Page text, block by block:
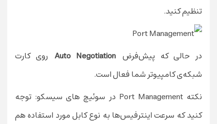
تنظیم کنید.
در حالی که پیش‌فرضAuto Negotiationروی کارت
شبکه‌ی کامپیوتر شما فعال است.
نکته‌ Port Management در سوئیچ های سیسکو: توجه
کنید که سرعت اینترفیس‌ها به نوع کابل مورد استفاده هم